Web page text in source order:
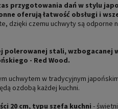
przygotowania dań w stylu
oferują łatwość obsługi i
dzięki czemu uchwyty są
polerowanej stali, wzbogacanej
- Red Wood.
uchwytem w tradycyjnym
ozdobą każdej kuchni.
20 cm, typu szefa kuchni -